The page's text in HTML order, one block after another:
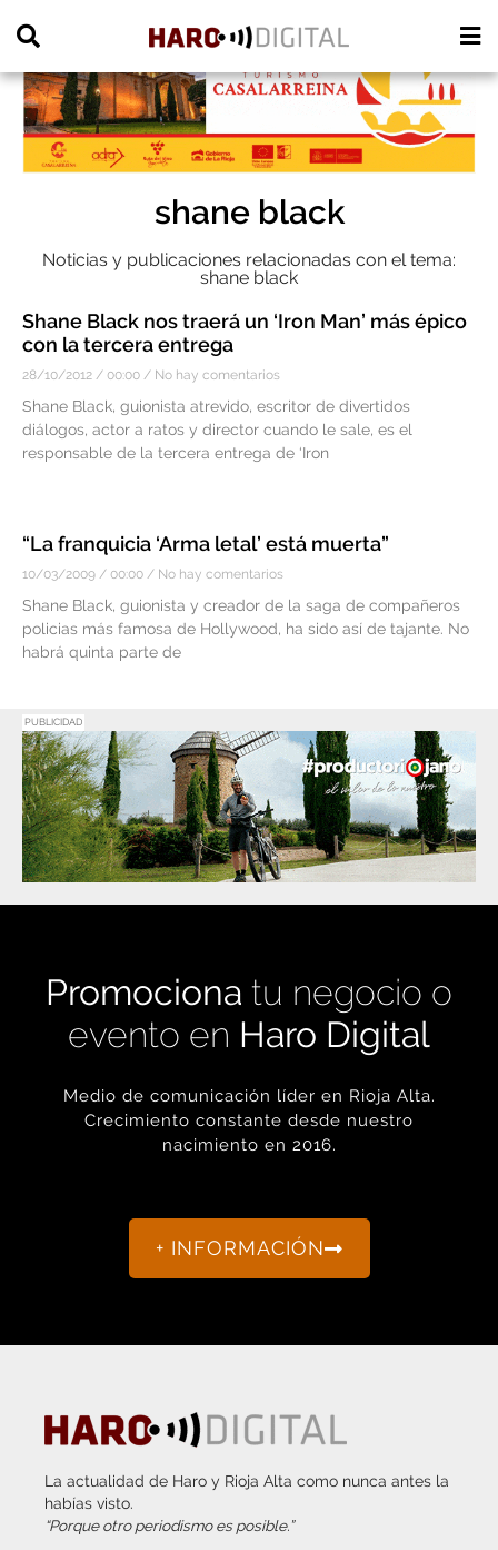
shane black
Noticias y publicaciones relacionadas con el tema:
shane black
Shane Black nos traerá un ‘Iron Man’ más épico
con la tercera entrega
28/10/2012 00:00 No hay comentarios
Shane Black, guionista atrevido, escritor de divertidos
diálogos, actor a ratos y director cuando le sale, es el
responsable de la tercera entrega de ‘Iron
“La franquicia ‘Arma letal’ está muerta”
10/03/2009 00:00 No hay comentarios
Shane Black, guionista y creador de la saga de compañeros
policias más famosa de Hollywood, ha sido así de tajante. No
habrá quinta parte de
PUBLICIDAD
Promociona tu negocio o
evento en Haro Digital
Medio de comunicación líder en Rioja Alta.
Crecimiento constante desde nuestro
nacimiento en 2016.
+ INFORMACIÓN
La actualidad de Haro y Rioja Alta como nunca antes la
habías visto.
“Porque otro periodismo es posible.”